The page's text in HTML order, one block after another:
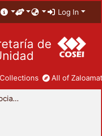
Log In
de
All of
División de Ciencias Sociales y Humanidades